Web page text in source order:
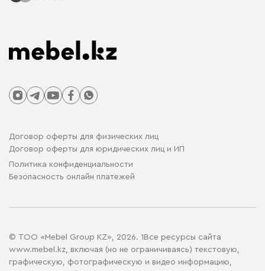
Договор оферты для физических лиц
Договор оферты для юридических лиц и ИП
Политика конфиденциальности
Безопасность онлайн платежей
© ТОО «Mebel Group KZ», 2026. 1Все ресурсы сайта
www.mebel.kz, включая (но не ограничиваясь) текстовую,
графическую, фотографическую и видео информацию,